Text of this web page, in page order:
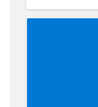
modelos
de visuais
suportam
de
boas
Prepare-